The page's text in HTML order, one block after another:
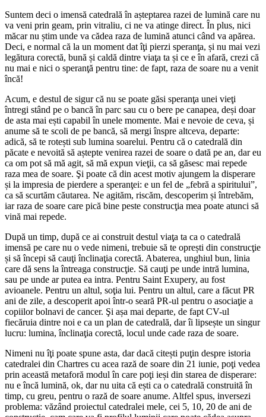
Suntem deci o imensă catedrală în așteptarea razei de lumină care nu
va veni prin geam, prin vitraliu, ci ne va atinge direct. În plus, nici
măcar nu știm unde va cădea raza de lumină atunci când va apărea.
Deci, e normal că la un moment dat îţi pierzi speranţa, și nu mai vezi
legătura corectă, bună și caldă dintre viaţa ta și ce e în afară, crezi că
nu mai e nici o speranţă pentru tine: de fapt, raza de soare nu a venit
încă!
Acum, e destul de sigur că nu se poate găsi speranţa unei vieţi
întregi stând pe o bancă în parc sau cu o bere pe canapea, deși doar
de asta mai ești capabil în unele momente. Mai e nevoie de ceva, și
anume să te scoli de pe bancă, să mergi înspre altceva, departe:
adică, să te rotești sub lumina soarelui. Pentru că o catedrală din
păcate e nevoită să aștepte venirea razei de soare o dată pe an, dar eu
ca om pot să mă agit, să mă expun vieţii, ca să găsesc mai repede
raza mea de soare. Şi poate că din acest motiv ajungem la disperare
și la impresia de pierdere a speranţei: e un fel de „febră a spiritului”,
ca să scurtăm căutarea. Ne agităm, riscăm, descoperim și întrebăm,
iar raza de soare care pică bine peste construcţia mea poate atunci să
vină mai repede.
După un timp, după ce ai construit destul viaţa ta ca o catedrală
imensă pe care nu o vede nimeni, trebuie să te oprești din construcţie
și să începi să cauţi înclinaţia corectă. Abaterea, unghiul bun, linia
care dă sens la întreaga construcţie. Să cauţi pe unde intră lumina,
sau pe unde ar putea ea intra. Pentru Saint Exupery, au fost
avioanele. Pentru un altul, soţia lui. Pentru un altul, care a făcut PR
ani de zile, a descoperit apoi într-o seară PR-ul pentru o asociaţie a
copiilor bolnavi de cancer. Şi așa mai departe, de fapt CV-ul
fiecăruia dintre noi e ca un plan de catedrală, dar îi lipsește un singur
lucru: lumina, înclinaţia corectă, locul unde cade raza de soare.
Nimeni nu îţi poate spune asta, dar dacă citești puţin despre istoria
catedralei din Chartres cu acea rază de soare din 21 iunie, poţi vedea
prin această metaforă modul în care poţi ieși din starea de disperare:
nu e încă lumină, ok, dar nu uita că ești ca o catedrală construită în
timp, cu greu, pentru o rază de soare anume. Altfel spus, inversezi
problema: văzând proiectul catedralei mele, cei 5, 10, 20 de ani de